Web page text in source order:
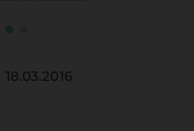
18.03.2016